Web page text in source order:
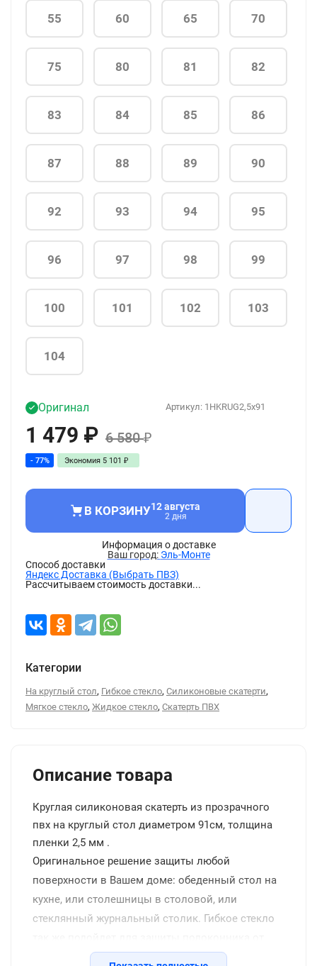
55 60 65 70
75 80 81 82
83 84 85 86
87 88 89 90
92 93 94 95
96 97 98 99
100 101 102 103
104
Артикул: 1HKRUG2,5x91
Оригинал
1 479 ₽ 6 580₽
- 77% Экономия 5 101 ₽
В КОРЗИНУ12 августа
2 дня
Информация о доставке
Эль-Монте
Способ доставки
Яндекс Доставка (Выбрать ПВЗ)
Рассчитываем стоимость доставки...
Категории
На круглый стол, Гибкое стекло, Силиконовые скатерти,
Мягкое стекло, Жидкое стекло, Скатерть ПВХ
Описание товара
Круглая силиконовая скатерть из прозрачного
пвх на круглый стол диаметром 91см, толщина
пленки 2,5 мм .
Оригинальное решение защиты любой
поверхности в Вашем доме: обеденный стол на
кухне, или столешницы в столовой, или
стеклянный журнальный столик. Гибкое стекло
желтых пятен, тумбы, или барной стойки, и даже